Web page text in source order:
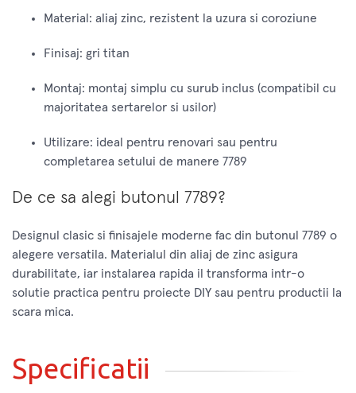
Material: aliaj zinc, rezistent la uzura si coroziune
Finisaj: gri titan
Montaj: montaj simplu cu surub inclus (compatibil cu
majoritatea sertarelor si usilor)
Utilizare: ideal pentru renovari sau pentru
completarea setului de manere 7789
De ce sa alegi butonul 7789?
Designul clasic si finisajele moderne fac din butonul 7789 o
alegere versatila. Materialul din aliaj de zinc asigura
durabilitate, iar instalarea rapida il transforma intr-o
solutie practica pentru proiecte DIY sau pentru productii la
scara mica.
Specificatii